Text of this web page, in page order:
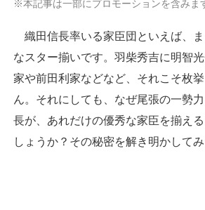
※本記事は一部にプロモーションを含みま
織田信長率いる家臣団といえば、ま
なスター揃いです。羽柴秀吉に明智
家や前田利家などなど、それこそ枚
ん。それにしても、なぜ尾張の一勢
長が、あれだけの優秀な家臣を揃え
しょうか？その秘密を解き明かしてみ